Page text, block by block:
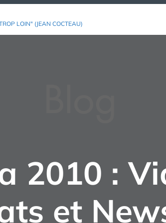
LOIN" (JEAN COCTEAU)
2010 :
et